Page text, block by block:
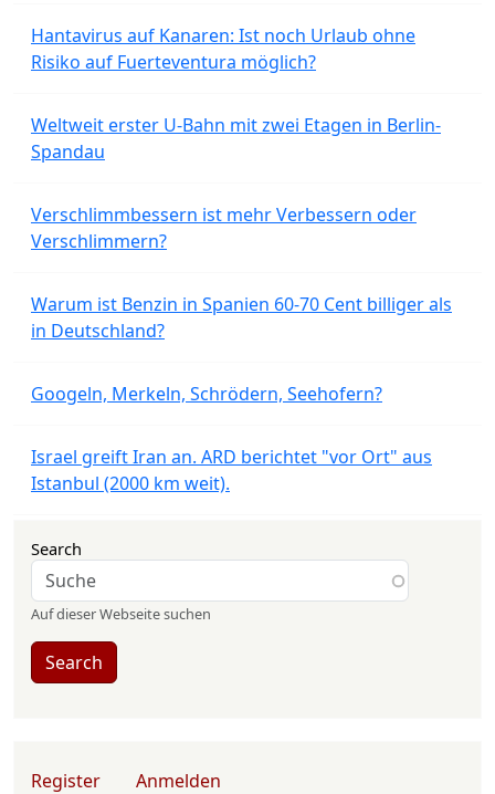
Hantavirus auf Kanaren: Ist noch Urlaub ohne
Risiko auf Fuerteventura möglich?
Weltweit erster U-Bahn mit zwei Etagen in Berlin-
Spandau
Verschlimmbessern ist mehr Verbessern oder
Verschlimmern?
Warum ist Benzin in Spanien 60-70 Cent billiger als
in Deutschland?
Googeln, Merkeln, Schrödern, Seehofern?
Israel greift Iran an. ARD berichtet "vor Ort" aus
Istanbul (2000 km weit).
Search
Auf dieser Webseite suchen
Search
Register Anmelden